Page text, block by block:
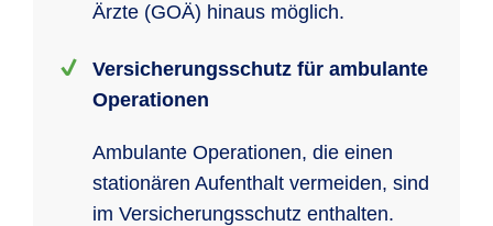
Ärzte (GOÄ) hinaus möglich.
Versicherungsschutz für ambulante
Operationen
Ambulante Operationen, die einen
stationären Aufenthalt vermeiden, sind
im Versicherungsschutz enthalten.